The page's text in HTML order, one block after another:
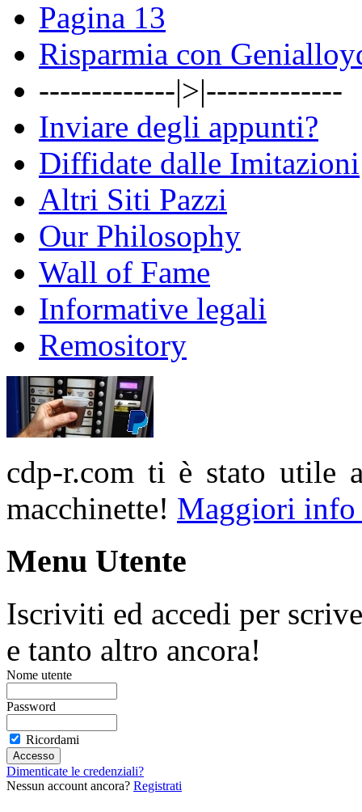
Pagina 13
Risparmia con
-------------|>|-------------
Inviare degli appunti?
Diffidate dalle Imitazioni
Altri Siti Pazzi
Our Philosophy
Wall of Fame
Informative legali
Remository
cdp-r.com ti è stato utile
macchinette! Maggiori
Menu Utente
Iscriviti ed accedi per
e tanto altro ancora!
Nome utente
Password
Ricordami
Dimenticate le credenziali?
Nessun account ancora? Registrati